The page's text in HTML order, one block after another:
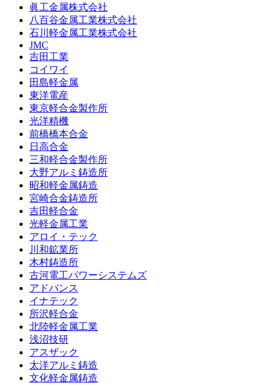
眞工金属株式会社
八百谷金属工業株式会社
石川軽金属工業株式会社
JMC
吉田工業
コイワイ
田島軽金属
東洋電産
東京軽合金製作所
光洋精機
前橋橋本合金
日高合金
三和軽合金製作所
大野アルミ鋳造所
昭和軽金属鋳造
宮崎合金鋳造所
吉田軽合金
光軽金属工業
アロイ・テック
川和鉱業所
木村鋳造所
古河電工パワーシステムズ
アドバンス
イナテック
所沢軽合金
北陸軽金属工業
浅沼技研
アスザック
太洋アルミ鋳造
文化軽金属鋳造